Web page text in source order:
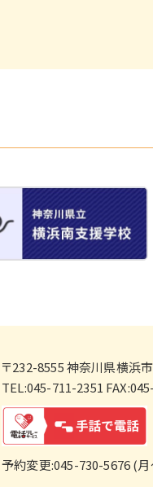
〒232-8555神奈川県横浜
TEL:045-711-2351
予約変更:045-730-5676 (月